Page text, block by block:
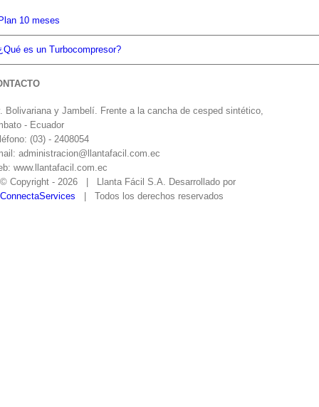
10 meses
es un Turbocompresor?
Bolivariana y Jambelí. Frente a la cancha de cesped sintético,
- Ecuador
(03) - 2408054
administracion@llantafacil.com.ec
www.llantafacil.com.ec
© Copyright - 2026 | Llanta Fácil S.A. Desarrollado por
ConnectaServices | Todos los derechos reservados